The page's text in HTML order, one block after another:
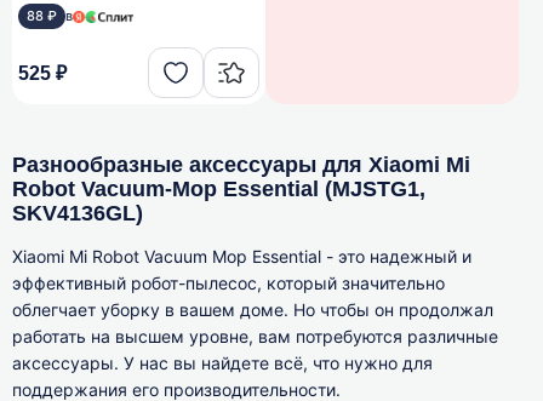
88 ₽ в
525 ₽
Разнообразные аксессуары для Xiaomi Mi
Robot Vacuum-Mop Essential (MJSTG1,
SKV4136GL)
Xiaomi Mi Robot Vacuum Mop Essential - это надежный и
эффективный робот-пылесос, который значительно
облегчает уборку в вашем доме. Но чтобы он продолжал
работать на высшем уровне, вам потребуются различные
аксессуары. У нас вы найдете всё, что нужно для
поддержания его производительности.